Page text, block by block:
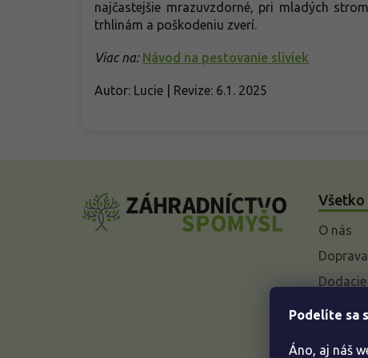
Podelíte sa
Áno, aj náš
najčastejšie mrazuvzdorné, pri mladých
trhlinám a poškodeniu zverí.
Viac na: Návod na pestovanie sliviek
Autor: Lucie | Revize: 6.1. 2025
Všetko
O nás
baleniu